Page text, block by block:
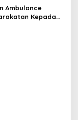
Ambulance
Kepada